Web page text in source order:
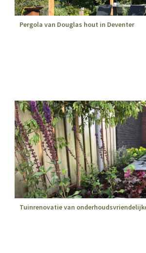
Pergola van Douglas hout in Deventer
Tuinrenovatie van